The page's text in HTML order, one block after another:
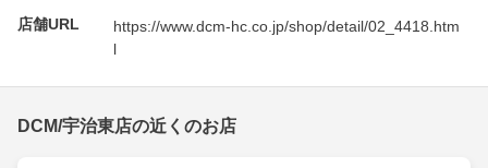
店舗URL
https://www.dcm-hc.co.jp/shop/detail/02_4418.htm
l
DCM/宇治東店の近くのお店